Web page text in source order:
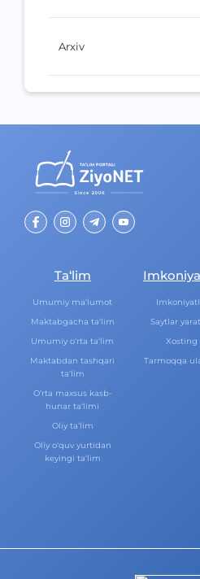
Arxiv
Ta‘lim
Umumiy ma‘lumot
Maktabgacha ta‘lim
Umumiy o‘rta ta‘lim
Maktabdan tashqari
ta‘lim
O‘rta maxsus kasb-
hunar ta‘limi
Oliy ta‘lim
Oliy o‘quv yurtidan
keyingi ta‘lim
Saytlar
Xosting
Tarmoqqa